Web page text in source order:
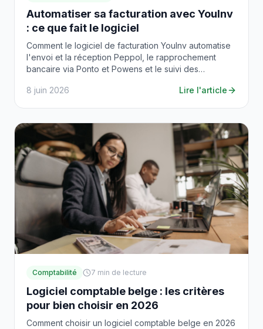
Automatiser sa facturation avec YouInv
: ce que fait le logiciel
Comment le logiciel de facturation YouInv automatise
l'envoi et la réception Peppol, le rapprochement
bancaire via Ponto et Powens et le suivi des
8 juin 2026
Lire l'article
Comptabilité 7 min de lecture
Logiciel comptable belge : les critères
pour bien choisir en 2026
Comment choisir un logiciel comptable belge en 2026